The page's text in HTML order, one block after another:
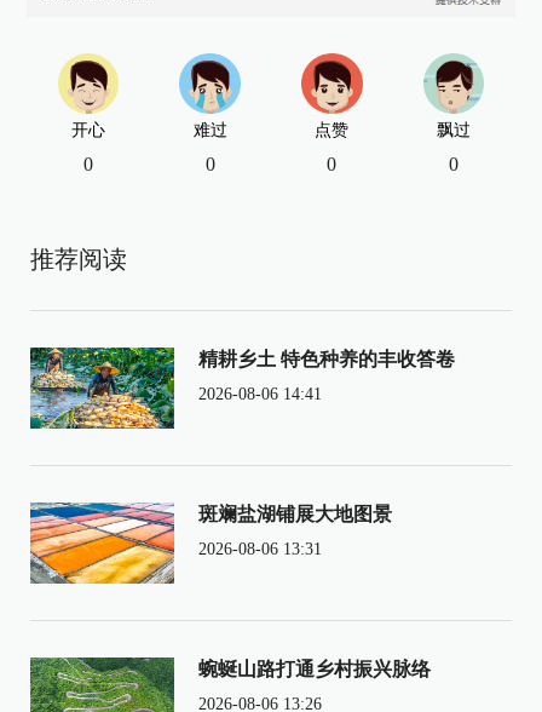
开心
0
难过
0
点赞
0
飘过
0
推荐阅读
精耕乡土 特色种养的丰收答卷
2026-08-06 14:41
斑斓盐湖铺展大地图景
2026-08-06 13:31
蜿蜒山路打通乡村振兴脉络
2026-08-06 13:26